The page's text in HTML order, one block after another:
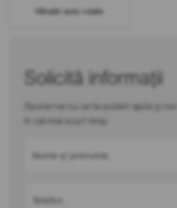
Vânzări auto rulate
Solicită informații
Spune-ne cu ce te putem ajuta și
în cel mai scurt timp
Nume și prenume
Telefon